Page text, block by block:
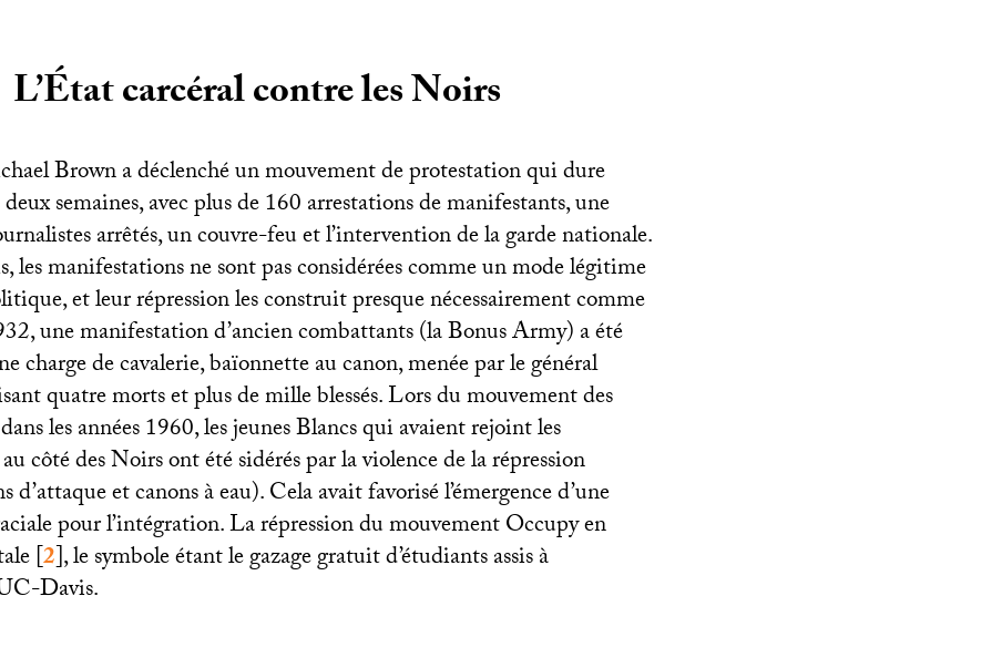
L’État carcéral contre les Noirs
Brown a déclenché un mouvement de protestation qui dure
semaines, avec plus de 160 arrestations de manifestants, une
arrêtés, un couvre-feu et l’intervention de la garde nationale.
manifestations ne sont pas considérées comme un mode légitime
et leur répression les construit presque nécessairement comme
une manifestation d’ancien combattants (la Bonus Army) a été
charge de cavalerie, baïonnette au canon, menée par le général
quatre morts et plus de mille blessés. Lors du mouvement des
les années 1960, les jeunes Blancs qui avaient rejoint les
côté des Noirs ont été sidérés par la violence de la répression
d’attaque et canons à eau). Cela avait favorisé l’émergence d’une
pour l’intégration. La répression du mouvement Occupy en
[2], le symbole étant le gazage gratuit d’étudiants assis à
-Davis.